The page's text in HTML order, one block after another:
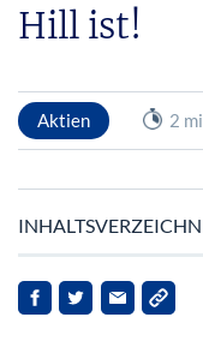
Hill ist!
Aktien 2
Aber warum ist